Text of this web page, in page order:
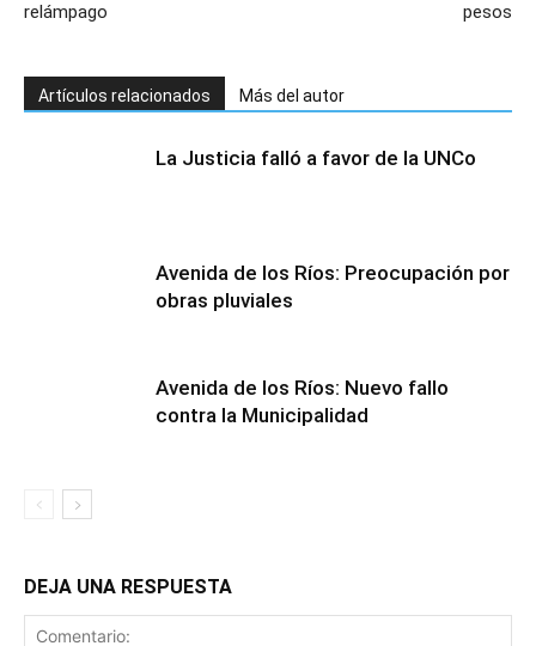
relámpago
pesos
Artículos relacionados Más del autor
La Justicia falló a favor de la UNCo
Avenida de los Ríos: Preocupación por
obras pluviales
Avenida de los Ríos: Nuevo fallo
contra la Municipalidad
DEJA UNA RESPUESTA